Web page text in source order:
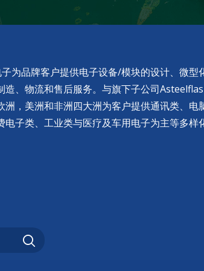
为品牌客户提供电子设备/模块的设计、微型
造、物流和售后服务。与旗下子公司
洲，美洲和非洲四大洲为客户提供通讯类、电
电子类、工业类与医疗及车用电子为主等多样